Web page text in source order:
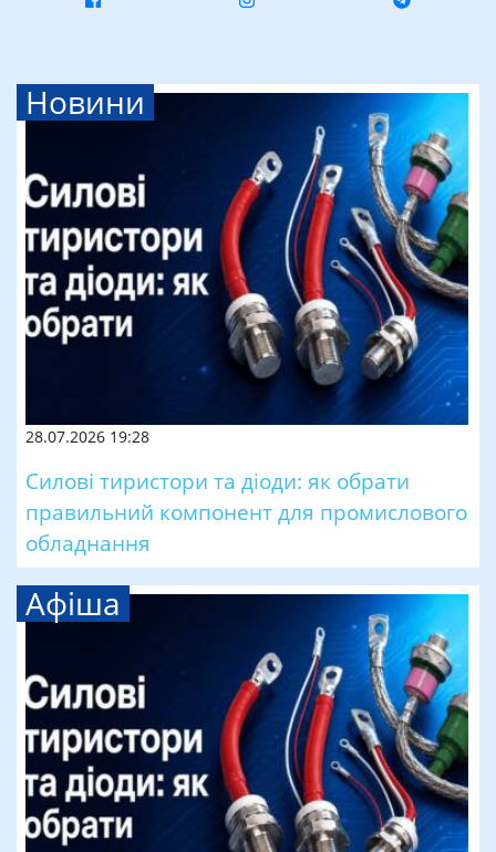
Новини
28.07.2026 19:28
Силові тиристори та діоди: як обрати
правильний компонент для промислового
обладнання
Афіша